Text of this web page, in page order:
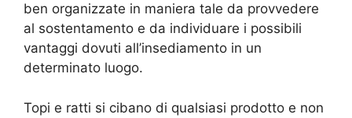
ben organizzate in maniera tale da provvedere
al sostentamento e da individuare i possibili
vantaggi dovuti all’insediamento in un
determinato luogo.
Topi e ratti si cibano di qualsiasi prodotto e non